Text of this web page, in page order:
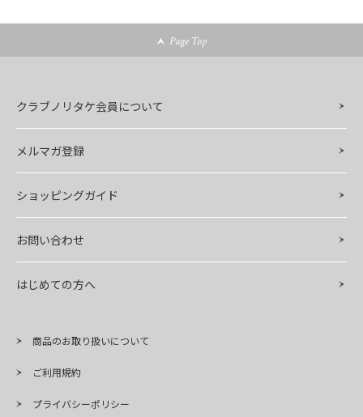
Page Top
クラブノリタケ会員について
メルマガ登録
ショッピングガイド
お問い合わせ
はじめての方へ
商品のお取り扱いについて
ご利用規約
プライバシーポリシー